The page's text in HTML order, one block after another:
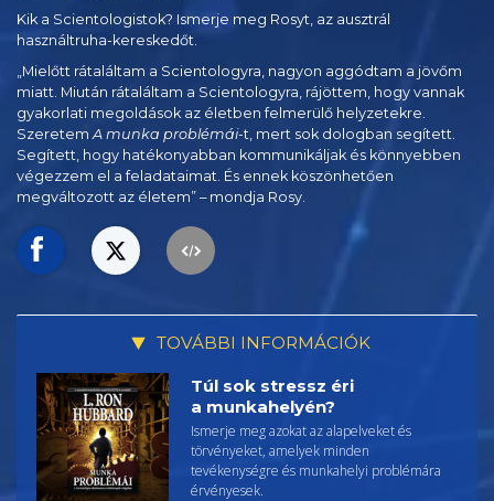
Kik a Scientologistok? Ismerje meg Rosyt, az ausztrál
használtruha-kereskedőt.
„Mielőtt rátaláltam a Scientologyra, nagyon aggódtam a jövőm
miatt. Miután rátaláltam a Scientologyra, rájöttem, hogy vannak
gyakorlati megoldások az életben felmerülő helyzetekre.
SzeretemA munka problémái-t, mert sok dologban segített.
Segített, hogy hatékonyabban kommunikáljak és könnyebben
végezzem el a feladataimat. És ennek köszönhetően
megváltozott az életem” – mondja Rosy.
TOVÁBBI INFORMÁCIÓK
Túl sok stressz éri
a munkahelyén?
Ismerje meg azokat az alapelveket és
törvényeket, amelyek minden
tevékenységre és munkahelyi problémára
érvényesek.